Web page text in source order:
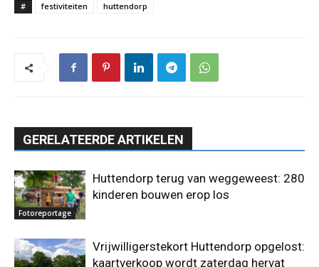
# festiviteiten huttendorp
GERELATEERDE ARTIKELEN
Fotoreportage
Huttendorp terug van weggeweest: 280
kinderen bouwen erop los
Vrijwilligerstekort Huttendorp opgelost:
kaartverkoop wordt zaterdag hervat